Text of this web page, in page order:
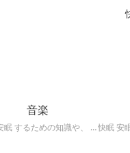
音楽
快眠 安眠 するための知識や、 枕 、 照明 、 アロマ など、おすすめの グッズ を紹介。 快眠 安眠 のための 音楽 CD の紹介です。 ヒーリングCD リラクゼーションCD インストゥルメンタルCD オルゴールCD ヘミシンクCD α波音楽 など。